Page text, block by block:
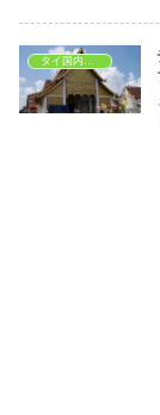
タイ国内旅行